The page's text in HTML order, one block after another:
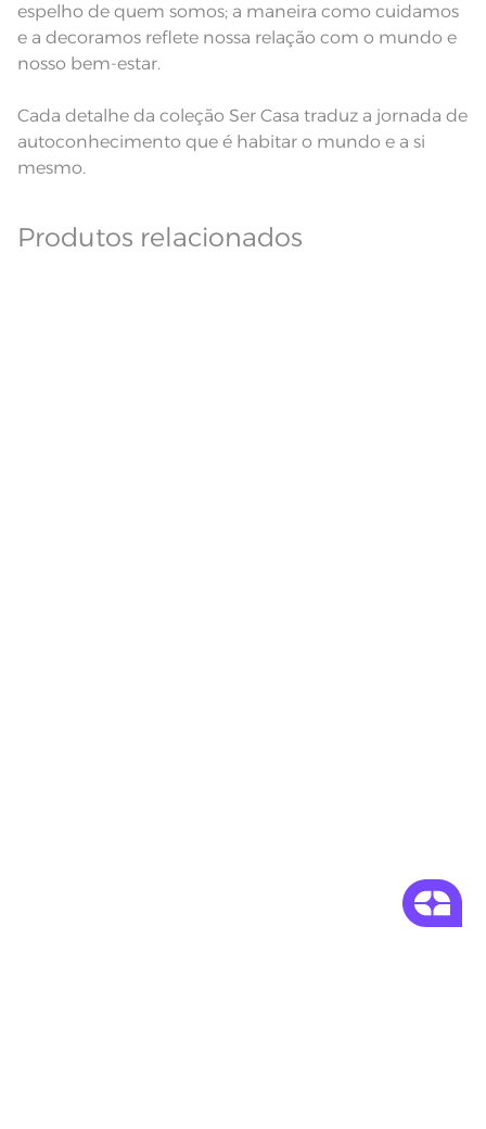
espelho de quem somos; a maneira como cuidamos
e a decoramos reflete nossa relação com o mundo e
nosso bem-estar.
Cada detalhe da coleção Ser Casa traduz a jornada de
autoconhecimento que é habitar o mundo e a si
mesmo.
Produtos relacionados